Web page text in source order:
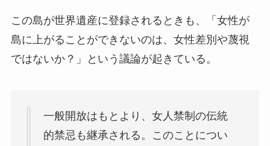
この島が世界遺産に登録されるときも、「女性が
島に上がることができないのは、女性差別や蔑視
ではないか？」という議論が起きている。
一般開放はもとより、女人禁制の伝統
的禁忌も継承される。このことについ